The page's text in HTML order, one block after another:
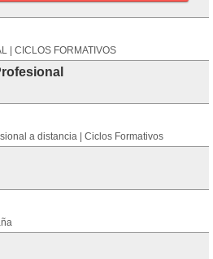
| CICLOS FORMATIVOS
a distancia | Ciclos Formativos